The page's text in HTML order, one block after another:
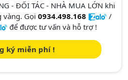
- ĐỐI TÁC - NHÀ MUA LỚN khi
vàng. Gọi 0934.498.168
/
để được tư vấn và hỗ trợ !
ký miễn phí !